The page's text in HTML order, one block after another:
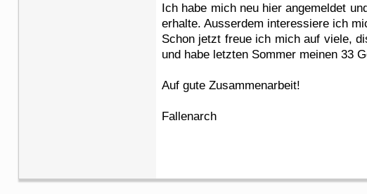
Ich habe mich neu hier angemeldet
erhalte. Ausserdem interessiere ich
Schon jetzt freue ich mich auf viele,
und habe letzten Sommer meinen 33
Auf gute Zusammenarbeit!
Fallenarch